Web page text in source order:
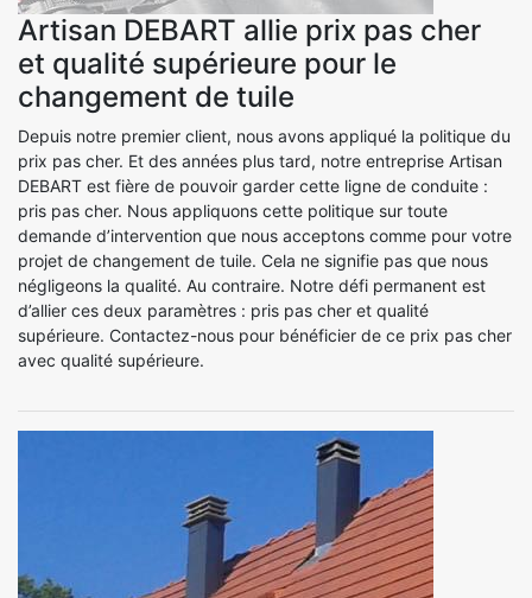
Artisan DEBART allie prix pas cher
et qualité supérieure pour le
changement de tuile
Depuis notre premier client, nous avons appliqué la politique du
prix pas cher. Et des années plus tard, notre entreprise Artisan
DEBART est fière de pouvoir garder cette ligne de conduite :
pris pas cher. Nous appliquons cette politique sur toute
demande d’intervention que nous acceptons comme pour votre
projet de changement de tuile. Cela ne signifie pas que nous
négligeons la qualité. Au contraire. Notre défi permanent est
d’allier ces deux paramètres : pris pas cher et qualité
supérieure. Contactez-nous pour bénéficier de ce prix pas cher
avec qualité supérieure.